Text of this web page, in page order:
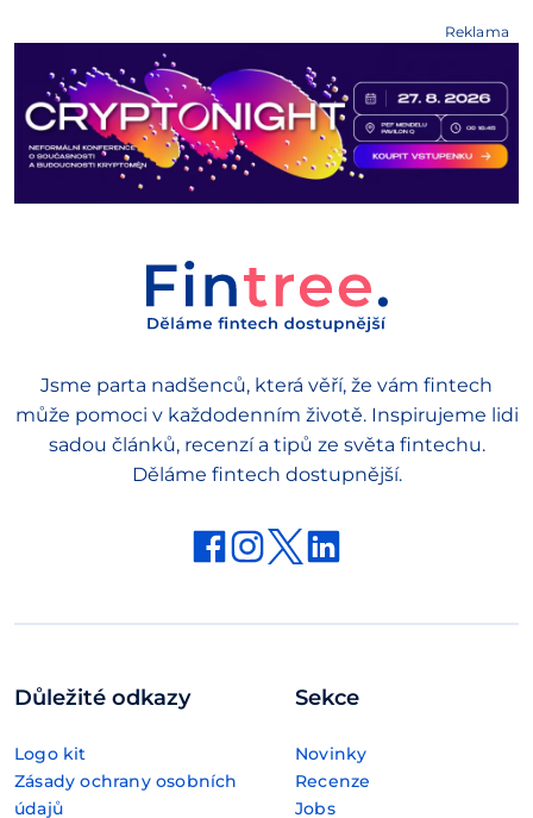
Reklama
Jsme parta nadšenců, která věří, že vám fintech
může pomoci v každodenním životě. Inspirujeme lidi
sadou článků, recenzí a tipů ze světa fintechu.
Děláme fintech dostupnější.
Důležité odkazy
Logo kit
Zásady ochrany osobních
údajů
Sekce
Novinky
Recenze
Jobs